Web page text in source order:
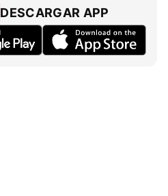
DESCARGAR APP